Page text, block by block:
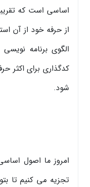
اساسی است که
الگوی برنامه
کدگذاری برای اکثر
شود.
امروز ما اصول
تجزیه می کنیم تا